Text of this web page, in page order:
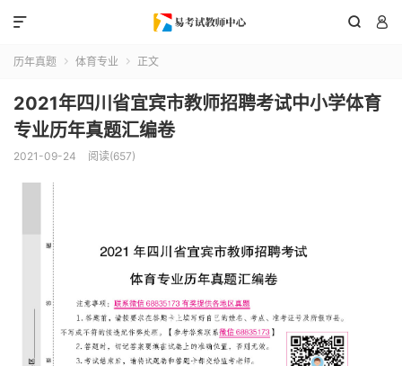
 

历年真题  体育专业  正文
2021年四川省宜宾市教师招聘考试中小学体育
专业历年真题汇编卷
2021-09-24 阅读(657)